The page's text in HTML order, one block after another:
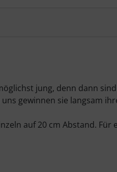
jung, denn dann
gewinnen sie langsam
auf 20 cm Abstand.